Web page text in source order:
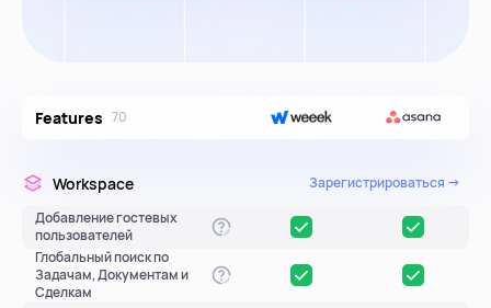
блог
полезности и рассказы о приятном
Features 70
Workspace
Зарегистрироваться →
Добавление гостевых
пользователей
Глобальный поиск по
Задачам, Документам и
Сделкам